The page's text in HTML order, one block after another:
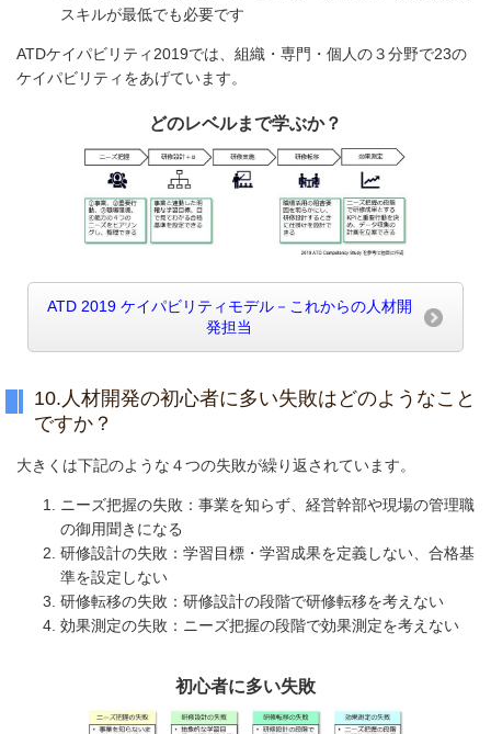
スキルが最低でも必要です
ATDケイパビリティ2019では、組織・専門・個人の３分野で23の
ケイパビリティをあげています。
どのレベルまで学ぶか？
ATD 2019 ケイパビリティモデル－これからの人材開
発担当
10.人材開発の初心者に多い失敗はどのようなこと
ですか？
大きくは下記のような４つの失敗が繰り返されています。
ニーズ把握の失敗：事業を知らず、経営幹部や現場の管理職
の御用聞きになる
研修設計の失敗：学習目標・学習成果を定義しない、合格基
準を設定しない
研修転移の失敗：研修設計の段階で研修転移を考えない
効果測定の失敗：ニーズ把握の段階で効果測定を考えない
初心者に多い失敗